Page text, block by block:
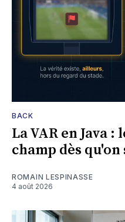
BACK
La VAR en Java
champ dès
ROMAIN LESPINASSE
4 août 2026